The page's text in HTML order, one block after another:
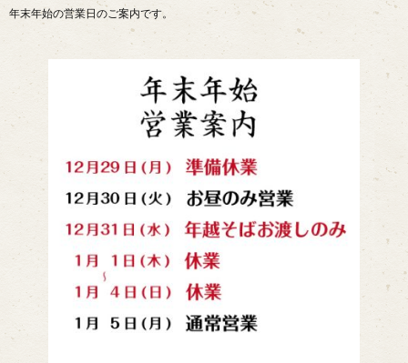
年末年始の営業日のご案内です。